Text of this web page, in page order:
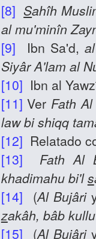
[8] Sahîh
al mu'minîn
[9] Ibn Sa'd,
Siyâr A'lam al
[10] Ibn al
[11] Ver Fath Al
law bi shiqq
[12] Relatado
[13]
Fath Al
khadimahu bi'ls
[14] (Al Bujâri
zakâh, bâb
[15] (Al Bujâri